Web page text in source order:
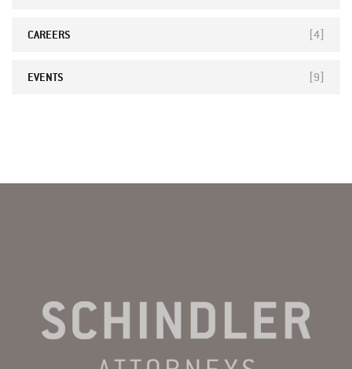
CAREERS [4]
EVENTS [9]